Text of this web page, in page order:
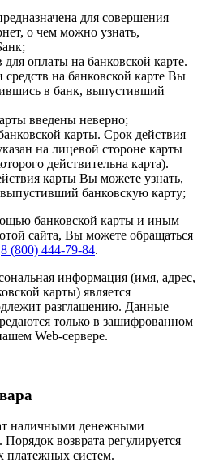
для совершения
о чем можно узнать,
для оплаты на банковской карте.
на банковской карте Вы
в банк, выпустивший
введены неверно;
карты. Срок действия
на лицевой стороне карты
действительна карта).
карты Вы можете узнать,
банковскую карту;
банковской карты и иным
сайта, Вы можете обращаться
8 (800) 444-79-84.
информация (имя, адрес,
карты) является
разглашению. Данные
только в зашифрованном
Web-сервере.
наличными денежными
возврата регулируется
платежных систем.